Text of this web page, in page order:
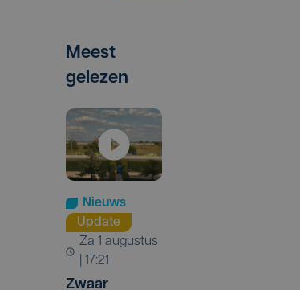
Meest
gelezen
Nieuws
Update
za 1 augustus
| 17:21
Zwaar